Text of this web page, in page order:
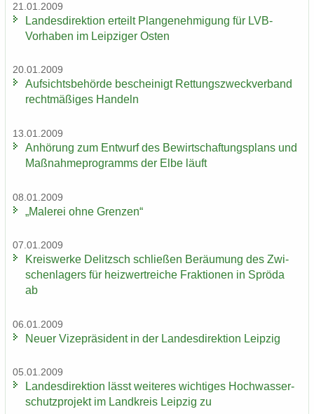
21.01.2009
Lan­des­di­rek­ti­on er­teilt Plan­ge­neh­mi­gung für LVB-​
Vorhaben im Leip­zi­ger Osten
20.01.2009
Auf­sichts­be­hör­de be­schei­nigt Ret­tungs­zweck­ver­band
recht­mä­ßi­ges Han­deln
13.01.2009
An­hö­rung zum Ent­wurf des Be­wirt­schaf­tungs­plans und
Maß­nah­me­pro­gramms der Elbe läuft
08.01.2009
„Ma­le­rei ohne Gren­zen“
07.01.2009
Kreis­wer­ke De­litzsch schlie­ßen Be­räu­mung des Zwi­
schen­la­gers für heiz­wertrei­che Frak­tio­nen in Sprö­da
ab
06.01.2009
Neuer Vi­ze­prä­si­dent in der Lan­des­di­rek­ti­on Leip­zig
05.01.2009
Lan­des­di­rek­ti­on lässt wei­te­res wich­ti­ges Hoch­was­ser­
schutz­pro­jekt im Land­kreis Leip­zig zu